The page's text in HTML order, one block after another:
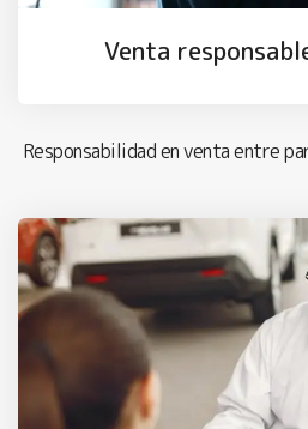
Venta
Responsabilidad en venta entre